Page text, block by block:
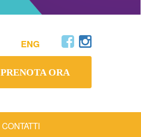
ENG
PRENOTA ORA
CONTATTI